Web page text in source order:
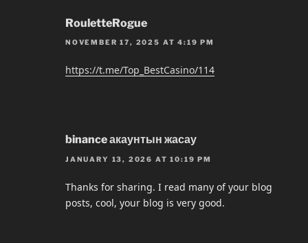
RouletteRogue
NOVEMBER 17, 2025 AT 4:19 PM
https://t.me/Top_BestCasino/114
binance акаунтын жасау
JANUARY 13, 2026 AT 10:19 PM
Thanks for sharing. I read many of your blog
posts, cool, your blog is very good.